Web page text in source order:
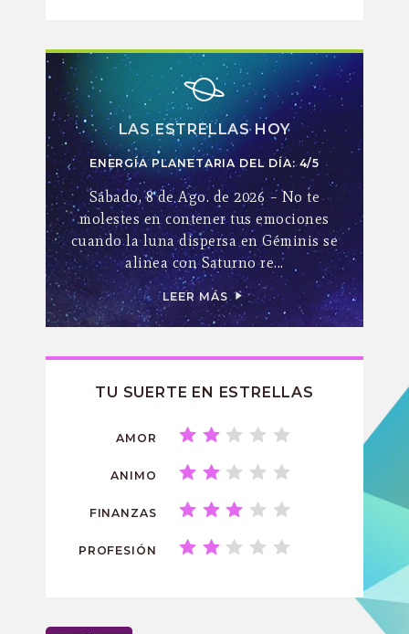
LAS ESTRELLAS HOY
ENERGÍA PLANETARIA DEL DÍA: 4/5
Sábado, 8 de Ago. de 2026 – No te
molestes en contener tus emociones
cuando la luna dispersa en Géminis se
alinea con Saturno re...
LEER MÁS
TU SUERTE EN ESTRELLAS
AMOR
ANIMO
FINANZAS
PROFESIÓN